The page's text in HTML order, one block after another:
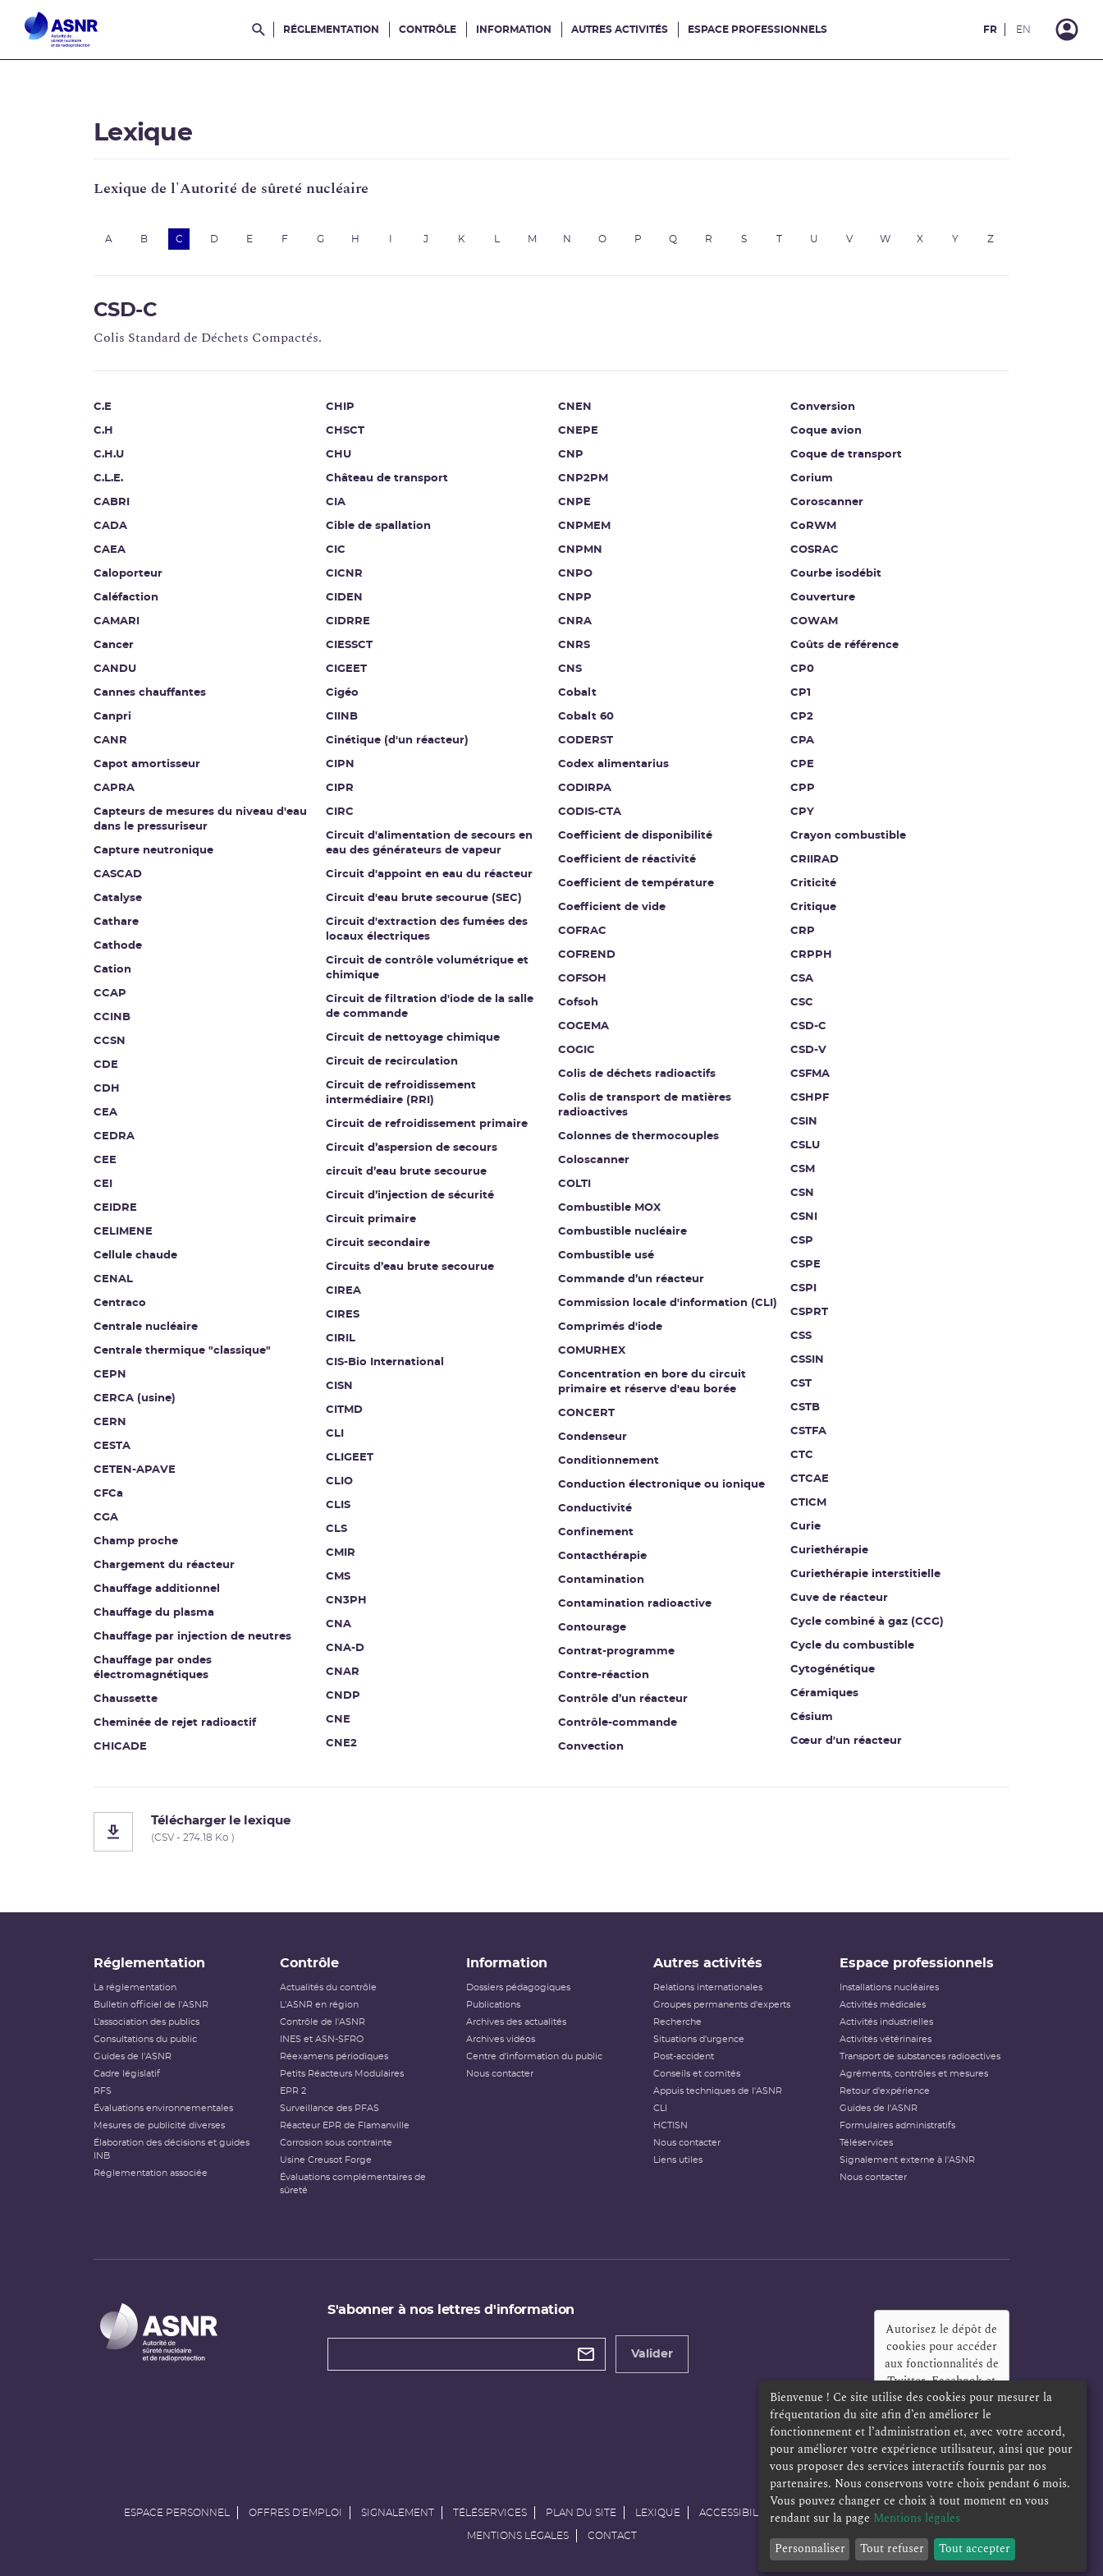
Rechercher dans le site
RÉGLEMENTATION CONTRÔLE INFORMATION AUTRES ACTIVITÉS ESPACE PROFESSIONNELS FR EN
Lexique
Lexique de l'Autorité de sûreté nucléaire
A B C D E F G H J K M N O P Q R S T U V W X Y Z
CSD-C
Colis Standard de Déchets Compactés.
C.E
C.H
C.H.U
C.L.E.
CABRI
CADA
CAEA
Caloporteur
Caléfaction
CAMARI
Cancer
CANDU
Cannes chauffantes
Canpri
CANR
Capot amortisseur
CAPRA
Capteurs de mesures du niveau d'eau
dans le pressuriseur
Capture neutronique
CASCAD
Catalyse
Cathare
Cathode
Cation
CCAP
CCINB
CCSN
CDE
CDH
CEA
CEDRA
CEE
CEI
CEIDRE
CELIMENE
Cellule chaude
CENAL
Centraco
Centrale nucléaire
Centrale thermique "classique"
CEPN
CERCA (usine)
CERN
CESTA
CETEN-APAVE
CFCa
CGA
Champ proche
Chargement du réacteur
Chauffage additionnel
Chauffage du plasma
Chauffage par injection de neutres
Chauffage par ondes
électromagnétiques
Chaussette
Cheminée de rejet radioactif
CHICADE
CHIP
CHSCT
CHU
Château de transport
CIA
Cible de spallation
CIC
CICNR
CIDEN
CIDRRE
CIESSCT
CIGEET
Cigéo
CIINB
Cinétique (d'un réacteur)
CIPN
CIPR
CIRC
Circuit d'alimentation de secours en
eau des générateurs de vapeur
Circuit d'appoint en eau du réacteur
Circuit d'eau brute secourue (SEC)
Circuit d'extraction des fumées des
locaux électriques
Circuit de contrôle volumétrique et
chimique
Circuit de filtration d'iode de la salle
de commande
Circuit de nettoyage chimique
Circuit de recirculation
Circuit de refroidissement
intermédiaire (RRI)
Circuit de refroidissement primaire
Circuit d’aspersion de secours
circuit d’eau brute secourue
Circuit d’injection de sécurité
Circuit primaire
Circuit secondaire
Circuits d’eau brute secourue
CIREA
CIRES
CIRIL
CIS-Bio International
CISN
CITMD
CLI
CLIGEET
CLIO
CLIS
CLS
CMIR
CMS
CN3PH
CNA
CNA-D
CNAR
CNDP
CNE
CNE2
CNEN
CNEPE
CNP
CNP2PM
CNPE
CNPMEM
CNPMN
CNPO
CNPP
CNRA
CNRS
CNS
Cobalt
Cobalt 60
CODERST
Codex alimentarius
CODIRPA
CODIS-CTA
Coefficient de disponibilité
Coefficient de réactivité
Coefficient de température
Coefficient de vide
COFRAC
COFREND
COFSOH
Cofsoh
COGEMA
COGIC
Colis de déchets radioactifs
Colis de transport de matières
radioactives
Colonnes de thermocouples
Coloscanner
COLTI
Combustible MOX
Combustible nucléaire
Combustible usé
Commande d’un réacteur
Commission locale d'information (CLI)
Comprimés d'iode
COMURHEX
Concentration en bore du circuit
primaire et réserve d'eau borée
CONCERT
Condenseur
Conditionnement
Conduction électronique ou ionique
Conductivité
Confinement
Contacthérapie
Contamination
Contamination radioactive
Contourage
Contrat-programme
Contre-réaction
Contrôle d’un réacteur
Contrôle-commande
Convection
Conversion
Coque avion
Coque de transport
Corium
Coroscanner
CoRWM
COSRAC
Courbe isodébit
Couverture
COWAM
Coûts de référence
CP0
CP1
CP2
CPA
CPE
CPP
CPY
Crayon combustible
CRIIRAD
Criticité
Critique
CRP
CRPPH
CSA
CSC
CSD-C
CSD-V
CSFMA
CSHPF
CSIN
CSLU
CSM
CSN
CSNI
CSP
CSPE
CSPI
CSPRT
CSS
CSSIN
CST
CSTB
CSTFA
CTC
CTCAE
CTICM
Curie
Curiethérapie
Curiethérapie interstitielle
Cuve de réacteur
Cycle combiné à gaz (CCG)
Cycle du combustible
Cytogénétique
Céramiques
Césium
Cœur d'un réacteur
Télécharger le lexique
(CSV - 274.18 Ko )
Réglementation
La réglementation
Bulletin officiel de l'ASNR
L’association des publics
Consultations du public
Guides de l'ASNR
Cadre législatif
RFS
Évaluations environnementales
Mesures de publicité diverses
Élaboration des décisions et guides
INB
Réglementation associée
Contrôle
Actualités du contrôle
L'ASNR en région
Contrôle de l'ASNR
INES et ASN-SFRO
Réexamens périodiques
Petits Réacteurs Modulaires
EPR 2
Surveillance des PFAS
Réacteur EPR de Flamanville
Corrosion sous contrainte
Usine Creusot Forge
Évaluations complémentaires de
sûreté
Information
Dossiers pédagogiques
Publications
Archives des actualités
Archives vidéos
Centre d'information du public
Nous contacter
Autres activités
Relations internationales
Groupes permanents d'experts
Recherche
Situations d'urgence
Post-accident
Conseils et comités
Appuis techniques de l'ASNR
CLI
HCTISN
Nous contacter
Liens utiles
Espace professionnels
Installations nucléaires
Activités médicales
Activités industrielles
Activités vétérinaires
Transport de substances radioactives
Agréments, contrôles et mesures
Retour d'expérience
Guides de l'ASNR
Formulaires administratifs
Téléservices
Signalement externe à l'ASNR
Nous contacter
S'abonner à nos lettres d'information
Types de
Valider
Autorisez le dépôt de
cookies pour accéder
aux fonctionnalités de
Twitter, Facebook et
LinkedIn?
Oui
Toujours
ESPACE PERSONNEL OFFRES D'EMPLOI SIGNALEMENT TÉLÉSERVICES PLAN DU SITE LEXIQUE ACCESSIBILITÉ POLITIQUE DE CONFIDENTIALITÉ
MENTIONS LÉGALES CONTACT
Bienvenue ! Ce site utilise des cookies pour mesurer la
fréquentation du site afin d’en améliorer le
fonctionnement et l’administration et, avec votre accord,
pour améliorer votre expérience utilisateur, ainsi que pour
vous proposer des services interactifs fournis par nos
partenaires. Nous conservons votre choix pendant 6 mois.
Vous pouvez changer ce choix à tout moment en vous
rendant sur la page Mentions légales
Personnaliser
Tout refuser Tout accepter